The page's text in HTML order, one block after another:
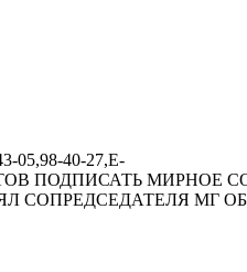
05,98-40-27,E-
ГОТОВ ПОДПИСАТЬ
СОПРЕДСЕДАТЕЛЯ МГ